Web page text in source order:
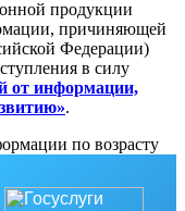
продукции
причиняющей
Федерации)
в силу
от информации,
.
по возрасту